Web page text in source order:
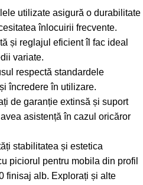
utilizate asigură o durabilitate
înlocuirii frecvente.
și reglajul eficient îl fac ideal
variate.
respectă standardele
încredere în utilizare.
de garanție extinsă și suport
asistență în cazul oricăror
stabilitatea și estetica
piciorul pentru mobila din profil
finisaj alb. Explorați și alte